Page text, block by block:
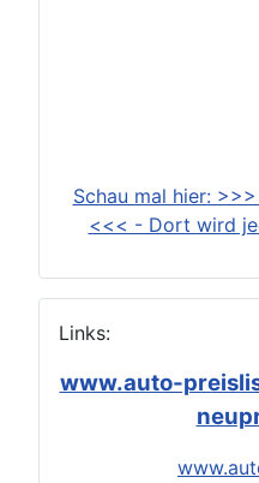
Schau mal hier:
<<< - Dort wird
Links:
www.auto-